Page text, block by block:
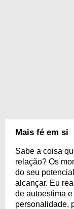
Mais fé em si
Sabe a coisa
relação? Os
do seu
alcançar. Eu
de autoestima
personalidade,